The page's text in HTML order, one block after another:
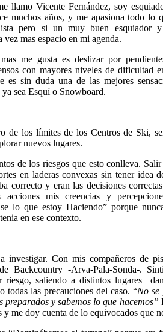
llamo Vicente Fernández, soy
muchos años, y me apasiona todo lo
pero si un muy buen esquiador
mas espacio en mi agenda.
me gusta es deslizar por
con mayores niveles de dificultad
es sin duda una de las mejores
sea Esquí o Snowboard.
de los límites de los Centros de Ski,
nuevos lugares.
de los riesgos que esto conlleva.
en laderas convexas sin tener idea
correcto y eran las decisiones
mis creencias y
lo que estoy Haciendo” porque
en ese contexto.
investigar. Con mis compañeros de
Backcountry -Arva-Pala-Sonda-.
riesgo, saliendo a distintos lugares
todas las precauciones del caso. “No se
preparados y sabemos lo que hacemos”
me doy cuenta de lo equivocados que